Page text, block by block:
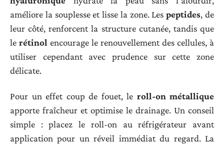
améliore la souplesse et lisse la zone. Lespeptides, de
leur côté, renforcent la structure cutanée, tandis que
le rétinol encourage le renouvellement des cellules, à
utiliser cependant avec prudence sur cette zone
délicate.
Pour un effet coup de fouet, le roll-on métallique
apporte fraîcheur et optimise le drainage. Un conseil
simple : placez le roll-on au réfrigérateur avant
application pour un réveil immédiat du regard. La